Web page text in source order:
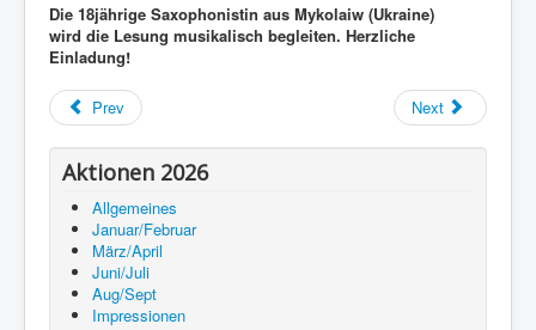
Die 18jährige Saxophonistin aus Mykolaiw (Ukraine)
wird die Lesung musikalisch begleiten. Herzliche
Einladung!
Prev Next
Aktionen 2026
Allgemeines
Januar/Februar
März/April
Juni/Juli
Aug/Sept
Impressionen